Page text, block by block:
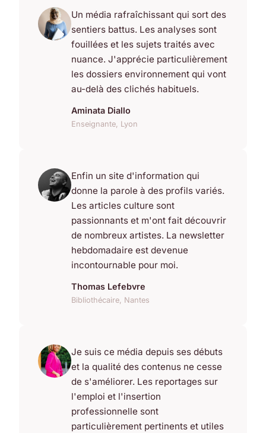
Un média rafraîchissant qui sort des
sentiers battus. Les analyses sont
fouillées et les sujets traités avec
nuance. J'apprécie particulièrement
les dossiers environnement qui vont
au-delà des clichés habituels.
Aminata Diallo
Enseignante, Lyon
Enfin un site d'information qui
donne la parole à des profils variés.
Les articles culture sont
passionnants et m'ont fait découvrir
de nombreux artistes. La newsletter
hebdomadaire est devenue
incontournable pour moi.
Thomas Lefebvre
Bibliothécaire, Nantes
Je suis ce média depuis ses débuts
et la qualité des contenus ne cesse
de s'améliorer. Les reportages sur
l'emploi et l'insertion
professionnelle sont
particulièrement pertinents et utiles